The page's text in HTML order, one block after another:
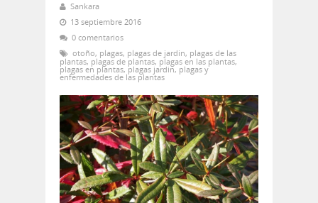
Sankara
13 septiembre 2016
0 comentarios
otoño, plagas, plagas de jardin, plagas de las
plantas, plagas de plantas, plagas en las plantas,
plagas en plantas, plagas jardin, plagas y
enfermedades de las plantas